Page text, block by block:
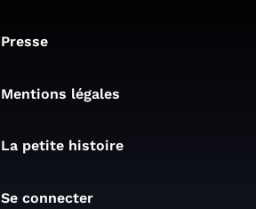
Presse
Mentions légales
La petite histoire
Se connecter